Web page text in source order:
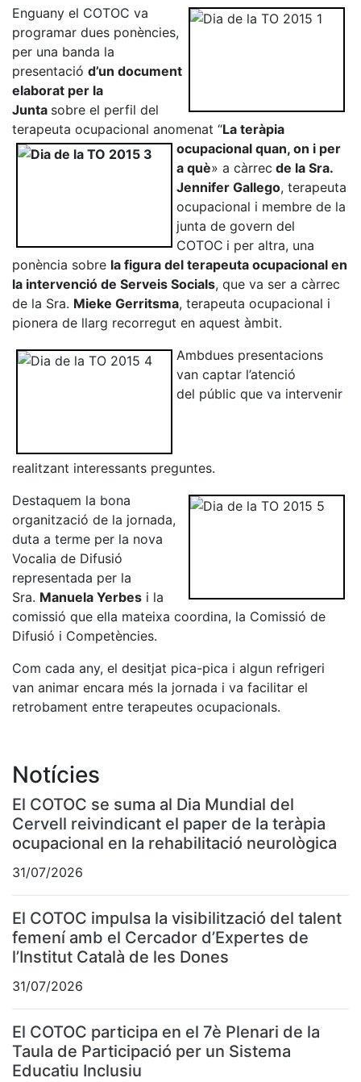
Enguany el COTOC va
programar dues ponències,
per una banda la
presentació d’un document
elaborat per la
Junta sobre el perfil del
terapeuta ocupacional anomenat “La teràpia
ocupacional quan, on i per
a què» a càrrec de la Sra.
Jennifer Gallego, terapeuta
ocupacional i membre de la
junta de govern del
COTOC i per altra, una
ponència sobre la figura del terapeuta ocupacional en
la intervenció de Serveis Socials, que va ser a càrrec
de la Sra. Mieke Gerritsma, terapeuta ocupacional i
pionera de llarg recorregut en aquest àmbit.
Ambdues presentacions
van captar l’atenció
del públic que va intervenir
realitzant interessants preguntes.
Destaquem la bona
organització de la jornada,
duta a terme per la nova
Vocalia de Difusió
representada per la
Sra. Manuela Yerbes i la
comissió que ella mateixa coordina, la Comissió de
Difusió i Competències.
Com cada any, el desitjat pica-pica i algun refrigeri
van animar encara més la jornada i va facilitar el
retrobament entre terapeutes ocupacionals.
Notícies
El COTOC se suma al Dia Mundial del
Cervell reivindicant el paper de la teràpia
ocupacional en la rehabilitació neurològica
31/07/2026
El COTOC impulsa la visibilització del talent
femení amb el Cercador d’Expertes de
l’Institut Català de les Dones
31/07/2026
El COTOC participa en el 7è Plenari de la
Taula de Participació per un Sistema
Educatiu Inclusiu